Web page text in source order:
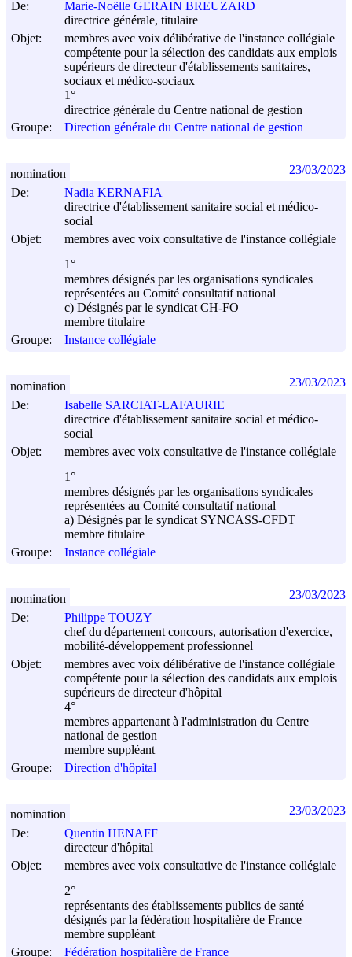
De:
Marie-Noëlle GERAIN BREUZARD
directrice générale, titulaire
Objet:
membres avec voix délibérative de l'instance collégiale
compétente pour la sélection des candidats aux emplois
supérieurs de directeur d'établissements sanitaires,
sociaux et médico-sociaux
1°
directrice générale du Centre national de gestion
Groupe:
Direction générale du Centre national de gestion
De:
Nadia KERNAFIA
directrice d'établissement sanitaire social et médico-
social
Objet:
membres avec voix consultative de l'instance collégiale
1°
membres désignés par les organisations syndicales
représentées au Comité consultatif national
c) Désignés par le syndicat CH-FO
membre titulaire
Groupe:
Instance collégiale
nomination 23/03/2023
De:
Isabelle SARCIAT-LAFAURIE
directrice d'établissement sanitaire social et médico-
social
Objet:
membres avec voix consultative de l'instance collégiale
1°
membres désignés par les organisations syndicales
représentées au Comité consultatif national
a) Désignés par le syndicat SYNCASS-CFDT
membre titulaire
Groupe:
Instance collégiale
nomination 23/03/2023
De:
Philippe TOUZY
chef du département concours, autorisation d'exercice,
mobilité-développement professionnel
Objet:
membres avec voix délibérative de l'instance collégiale
compétente pour la sélection des candidats aux emplois
supérieurs de directeur d'hôpital
4°
membres appartenant à l'administration du Centre
national de gestion
membre suppléant
Groupe:
Direction d'hôpital
nomination 23/03/2023
De:
Quentin HENAFF
directeur d'hôpital
Objet:
membres avec voix consultative de l'instance collégiale
2°
représentants des établissements publics de santé
désignés par la fédération hospitalière de France
membre suppléant
Groupe:
Fédération hospitalière de France
nomination 23/03/2023